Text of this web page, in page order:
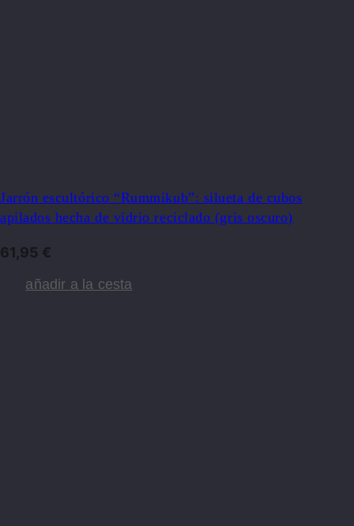
Jarrón escultórico “Rummikub”: silueta de cubos
apilados hecha de vidrio reciclado (gris oscuro)
61,95 €
añadir a la cesta